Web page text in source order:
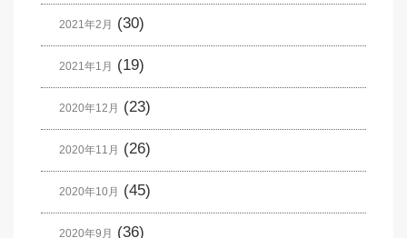
2021年2月 (30)
2021年1月 (19)
2020年12月 (23)
2020年11月 (26)
2020年10月 (45)
2020年9月 (36)